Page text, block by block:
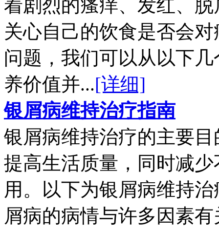
着剧烈的瘙痒、发红、
关心自己的饮食是否会
问题，我们可以从以下
养价值并...[详细]
银屑病维持治疗指南
银屑病维持治疗的主要
提高生活质量，同时减
用。以下为银屑病维持
屑病的病情与许多因素